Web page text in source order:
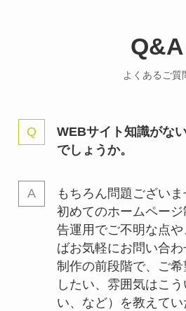
Q&A
よくあるご質
WEBサイト知識がな
でしょうか。
もちろん問題ございま
初めてのホームペー
告運用でご不明な点
ばお気軽にお問い合わ
制作の前段階で、ご希
したい、雰囲気はこ
い、など）を教えて